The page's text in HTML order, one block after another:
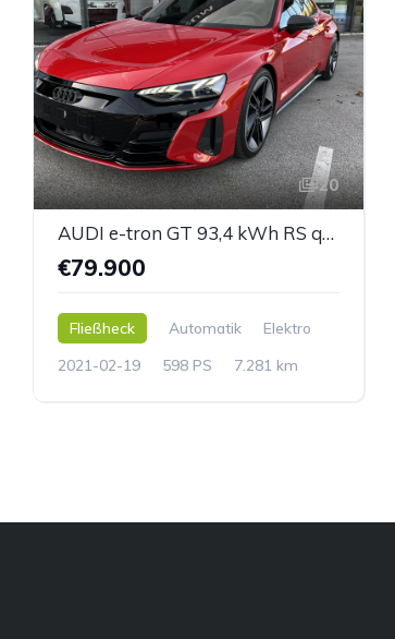
20
AUDI e-tron GT 93,4 kWh RS quattro
€79.900
Fließheck Automatik
Elektro
2021-02-19
598 PS 7.281 km